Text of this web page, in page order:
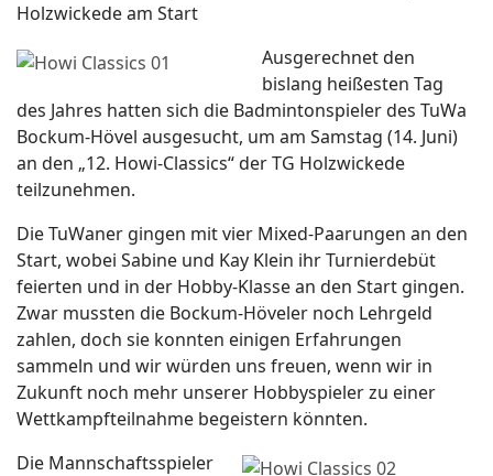
Holzwickede am Start
Ausgerechnet den
bislang heißesten Tag
des Jahres hatten sich die Badmintonspieler des TuWa
Bockum-Hövel ausgesucht, um am Samstag (14. Juni)
an den „12. Howi-Classics“ der TG Holzwickede
teilzunehmen.
Die TuWaner gingen mit vier Mixed-Paarungen an den
Start, wobei Sabine und Kay Klein ihr Turnierdebüt
feierten und in der Hobby-Klasse an den Start gingen.
Zwar mussten die Bockum-Höveler noch Lehrgeld
zahlen, doch sie konnten einigen Erfahrungen
sammeln und wir würden uns freuen, wenn wir in
Zukunft noch mehr unserer Hobbyspieler zu einer
Wettkampfteilnahme begeistern könnten.
Die Mannschaftsspieler